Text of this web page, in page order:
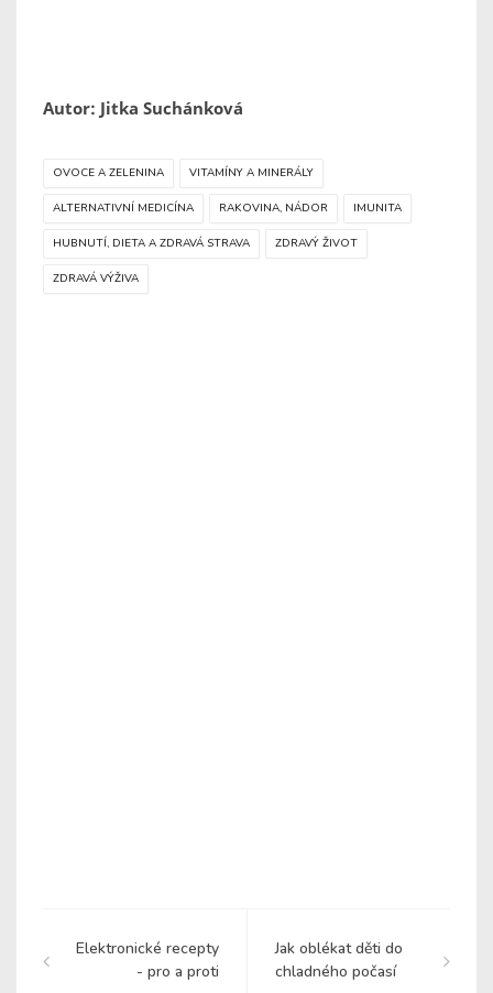
Autor: Jitka Suchánková
OVOCE A ZELENINA VITAMÍNY A MINERÁLY
ALTERNATIVNÍ MEDICÍNA RAKOVINA, NÁDOR IMUNITA
HUBNUTÍ, DIETA A ZDRAVÁ STRAVA ZDRAVÝ ŽIVOT
ZDRAVÁ VÝŽIVA
Elektronické recepty
- pro a proti
Jak oblékat děti do
chladného počasí